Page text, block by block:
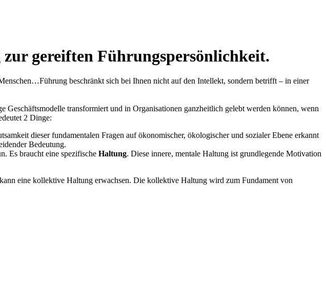
zur gereiften Führungspersönlichkeit.
beschränkt sich bei Ihnen nicht auf den Intellekt, sondern betrifft – in einer
Geschäftsmodelle transformiert und in Organisationen ganzheitlich gelebt werden können, wenn
2 Dinge:
dieser fundamentalen Fragen auf ökonomischer, ökologischer und sozialer Ebene erkannt
Bedeutung.
Es braucht eine spezifische Haltung. Diese innere, mentale Haltung ist grundlegende Motivation
eine kollektive Haltung erwachsen. Die kollektive Haltung wird zum Fundament von